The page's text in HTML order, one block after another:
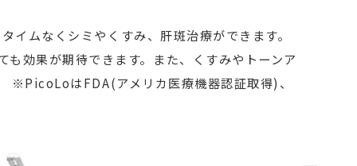
ムなくシミやくすみ、肝斑治療ができます。
効果が期待できます。また、くすみやトーンア
※PicoLoはFDA(アメリカ医療機器認証取得)、